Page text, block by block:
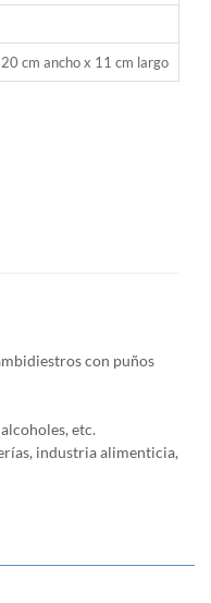
cm ancho x 11 cm largo
con puños
etc.
industria alimenticia,